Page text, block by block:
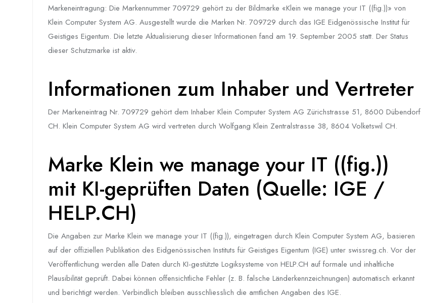
Markeneintragung: Die Markennummer 709729 gehört zu der Bildmarke «Klein we manage your IT ((fig.))» von
Klein Computer System AG. Ausgestellt wurde die Marken Nr. 709729 durch das IGE Eidgenössische Institut für
Geistiges Eigentum. Die letzte Aktualisierung dieser Informationen fand am 19. September 2005 statt. Der Status
dieser Schutzmarke ist aktiv.
Informationen zum Inhaber und Vertreter
Der Markeneintrag Nr. 709729 gehört dem Inhaber Klein Computer System AG Zürichstrasse 51, 8600 Dübendorf
CH. Klein Computer System AG wird vertreten durch Wolfgang Klein Zentralstrasse 38, 8604 Volketswil CH.
Marke Klein we manage your IT ((fig.))
mit KI-geprüften Daten (Quelle: IGE /
HELP.CH)
Die Angaben zur Marke Klein we manage your IT ((fig.)), eingetragen durch Klein Computer System AG, basieren
auf der offiziellen Publikation des Eidgenössischen Instituts für Geistiges Eigentum (IGE) unter swissreg.ch. Vor der
Veröffentlichung werden alle Daten durch KI-gestützte Logiksysteme von HELP.CH auf formale und inhaltliche
Plausibilität geprüft. Dabei können offensichtliche Fehler (z. B. falsche Länderkennzeichnungen) automatisch erkannt
und berichtigt werden. Verbindlich bleiben ausschliesslich die amtlichen Angaben des IGE.